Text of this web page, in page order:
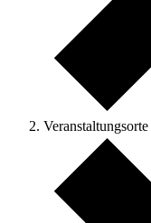
Veranstaltungsorte